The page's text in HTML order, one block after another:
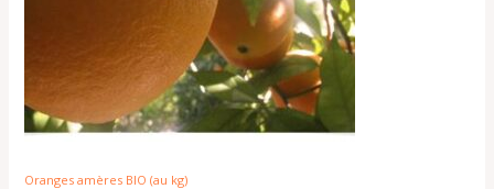
Oranges amères BIO (au kg)